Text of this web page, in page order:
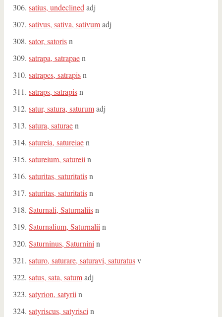
satius, undeclined adj
sativus, sativa, sativumadj
sator, satorisn
satrapa, satrapaen
satrapes, satrapisn
satraps, satrapisn
satur, satura, saturumadj
satura, saturaen
satureia, satureiaen
satureium, satureii n
saturitas, saturitatisn
saturitas, saturitatisn
Saturnali, Saturnaliisn
Saturnalium, Saturnalii n
Saturninus, Saturnini n
saturo, saturare, saturavi, saturatusv
satus, sata, satumadj
satyrion, satyrii n
satyriscus, satyrisci n